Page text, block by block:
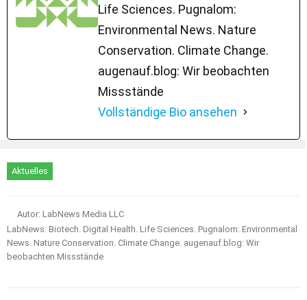
Life Sciences. Pugnalom:
Environmental News. Nature
Conservation. Climate Change.
augenauf.blog: Wir beobachten
Missstände
Vollständige Bio ansehen
Aktuelles
Autor: LabNews Media LLC
LabNews: Biotech. Digital Health. Life Sciences. Pugnalom: Environmental
News. Nature Conservation. Climate Change. augenauf.blog: Wir
beobachten Missstände